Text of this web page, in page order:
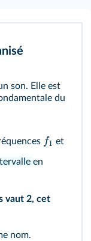
son. Elle est
du
f1 et
en
vaut 2, cet
nom.